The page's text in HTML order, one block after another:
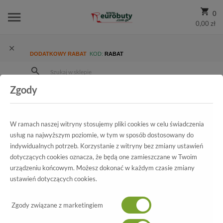
0
0,00 zł
DODATKOWY RABAT KOD: RABAT
Kolekcja damska
Botki letnie
Botki damskie letnie
sezonie wiosennym i jesiennym. Ze względu na swój unikalny charakter
wiele pań chce sięgać po ten rodzaj obuwia również latem, gdy
naszym sklepie, dostępna jest bogata oferta wysokiej jakości botków
letnich, które będą idealne do eleganckich i niezobowiązujących stylizacji.
POKAŻ FILTRY
Zgody
W ramach naszej witryny stosujemy pliki cookies w celu świadczenia
usług na najwyższym poziomie, w tym w sposób dostosowany do
indywidualnych potrzeb. Korzystanie z witryny bez zmiany ustawień
dotyczących cookies oznacza, że będą one zamieszczane w Twoim
urządzeniu końcowym. Możesz dokonać w każdym czasie zmiany
ustawień dotyczących cookies.
Zgody związane z marketingiem